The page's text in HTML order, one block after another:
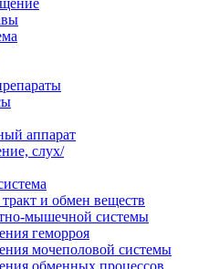
аппарат
слух/
и обмен веществ
мышечной системы
геморроя
мочеполовой системы
обменных процессов